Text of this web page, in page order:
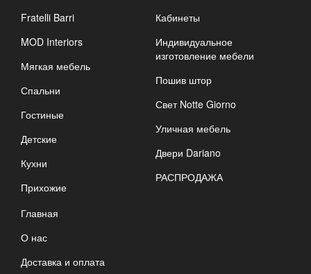
Fratelli Barri
MOD Interiors
Мягкая мебель
Спальни
Гостиные
Детские
Кухни
Прихожие
Кабинеты
Индивидуальное
изготовление мебели
Пошив штор
Свет Notte Giorno
Уличная мебель
Двери Dariano
РАСПРОДАЖА
Главная
О нас
Доставка и оплата